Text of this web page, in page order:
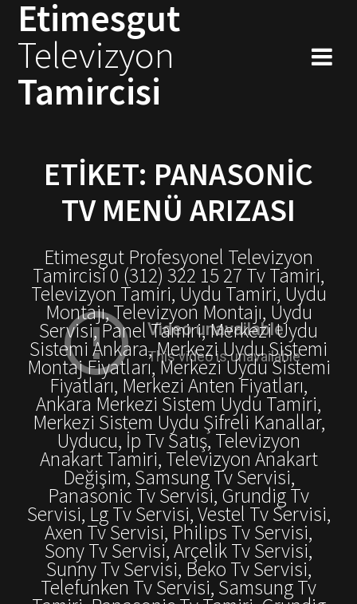
Skip
to
Etimesgut
Televizyon
Tamircisi
ETIKET: PANASONIC
TV MENÜ ARIZASI
Etimesgut Profesyonel Televizyon
Tamircisi 0 (312) 322 15 27 Tv Tamiri,
Televizyon Tamiri, Uydu Tamiri, Uydu
Montajı, Televizyon Montajı, Uydu
Servisi, Panel Tamiri, Merkezi Uydu
Sistemi Ankara, Merkezi Uydu Sistemi
Montaj Fiyatları, Merkezi Uydu Sistemi
Fiyatları, Merkezi Anten Fiyatları,
Ankara Merkezi Sistem Uydu Tamiri,
Merkezi Sistem Uydu Şifreli Kanallar,
Uyducu, İp Tv Satış, Televizyon
Anakart Tamiri, Televizyon Anakart
Değişim, Samsung Tv Servisi,
Panasonic Tv Servisi, Grundig Tv
Servisi, Lg Tv Servisi, Vestel Tv Servisi,
Axen Tv Servisi, Philips Tv Servisi,
Sony Tv Servisi, Arçelik Tv Servisi,
Sunny Tv Servisi, Beko Tv Servisi,
Telefunken Tv Servisi, Samsung Tv